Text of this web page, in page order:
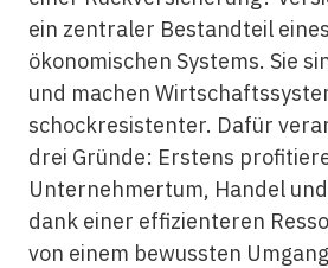
ein zentraler Bestandteil
ökonomischen Systems. Sie
und machen
schockresistenter. Dafür
drei Gründe: Erstens
Unternehmertum, Handel
dank einer effizienteren
von einem bewussten